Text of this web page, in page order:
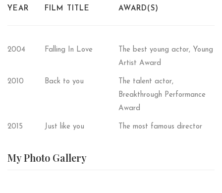
YEAR FILM TITLE AWARD(S)
2004 Falling In Love
The best young actor, Young
Artist Award
2010 Back to you
The talent actor,
Breakthrough Performance
Award
2015 Just like you The most famous director
My Photo Gallery